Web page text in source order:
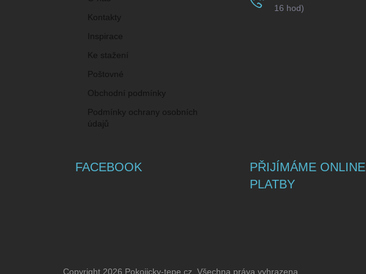
Kontakty
Inspirace
Ke stažení
Poštovné
Obchodní podmínky
Podmínky ochrany osobních
údajů
16 hod)
FACEBOOK
PŘIJÍMÁME ONLINE
PLATBY
Copyright 2026 Pokojicky-tepe.cz . Všechna práva vyhrazena.